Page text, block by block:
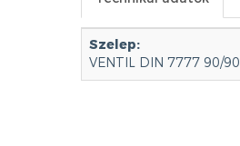
Szelep:
VENTIL DIN 7777 90/90